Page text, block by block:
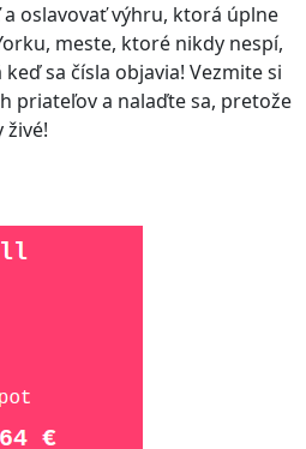
oslavovať výhru, ktorá úplne
meste, ktoré nikdy nespí,
sa čísla objavia! Vezmite si
priateľov a nalaďte sa, pretože
živé!